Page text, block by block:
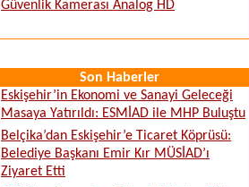
Güvenlik Kamerası Analog HD
Son Haberler
Eskişehir’in Ekonomi ve Sanayi Geleceği
Masaya Yatırıldı: ESMİAD ile MHP Buluştu
Belçika’dan Eskişehir’e Ticaret Köprüsü:
Belediye Başkanı Emir Kır MÜSİAD’ı
Ziyaret Etti